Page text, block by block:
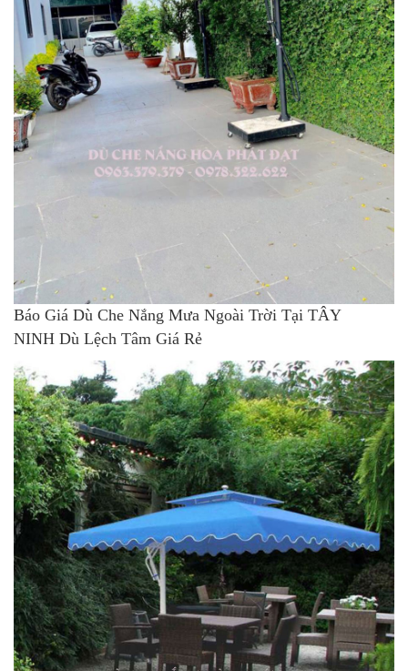
Báo Giá Dù Che Nắng Mưa Ngoài Trời Tại TÂY
NINH Dù Lệch Tâm Giá Rẻ